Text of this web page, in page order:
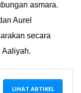
asmara.
Aurel
secara
Aaliyah.
LIHAT ARTIKEL